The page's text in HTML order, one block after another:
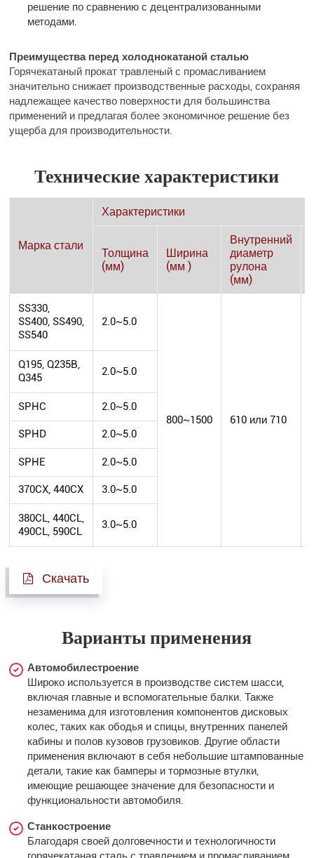
решение по сравнению с децентрализованными
методами.
Преимущества перед холоднокатаной сталью
Горячекатаный прокат травленый с промасливанием
значительно снижает производственные расходы, сохраняя
надлежащее качество поверхности для большинства
применений и предлагая более экономичное решение без
ущерба для производительности.
Технические характеристики
Марка стали
Характеристики
Толщина
(мм)
Ширина
(мм )
Внутренний
диаметр
рулона
(мм)
SS330,
SS400, SS490,
SS540
2.0~5.0
800~1500 610 или 710
Q195, Q235B,
Q345
2.0~5.0
SPHC 2.0~5.0
SPHD 2.0~5.0
SPHE 2.0~5.0
370CX, 440CX 3.0~5.0
380CL, 440CL,
490CL, 590CL
3.0~5.0
Скачать
Варианты применения
Автомобилестроение
Широко используется в производстве систем шасси,
включая главные и вспомогательные балки. Также
незаменима для изготовления компонентов дисковых
колес, таких как ободья и спицы, внутренних панелей
кабины и полов кузовов грузовиков. Другие области
применения включают в себя небольшие штампованные
детали, такие как бамперы и тормозные втулки,
имеющие решающее значение для безопасности и
функциональности автомобиля.
Станкостроение
Благодаря своей долговечности и технологичности